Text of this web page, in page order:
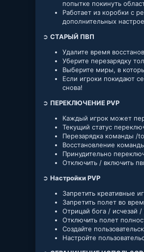
попытке покинуть
Работает из коробки с
дополнительных
➲ СТАРЫЙ ПВП
Удалите время
Уберите перезарядку
Выберите миры, в
Если игроки покидают
снова!
➲ ПЕРЕКЛЮЧЕНИЕ PVP
Каждый игрок может
Текущий статус
Перезарядка команды /
Восстановление
Принудительно
Отключить / включить
➲ Настройки PVP
Запретить креативные
Запретить полет во
Отрицай бога / исчезай
Отключить полет
Создайте
Настройте